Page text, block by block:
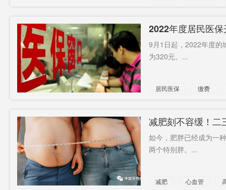
人
固体饮料
黄金期 水利部
诵读会
一流
2022年度居民医
9月1日起，2022年度的
为320元。...
居民医保
缴费
减肥刻不容缓！
如今，肥胖已经成为一
两个特别胖。...
减肥 心血管